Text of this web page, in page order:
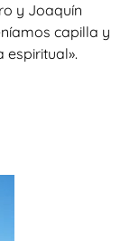
y Joaquín
capilla y